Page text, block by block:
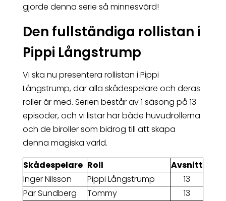
gjorde denna serie så minnesvärd!
Den fullständiga rollistan i
Pippi Långstrump
Vi ska nu presentera rollistan i Pippi
Långstrump, där alla skådespelare och deras
roller är med. Serien består av 1 säsong på 13
episoder, och vi listar här både huvudrollerna
och de biroller som bidrog till att skapa
denna magiska värld.
Skådespelare Roll
Avsnitt
Inger Nilsson
Pippi Långstrump
13
Pär Sundberg
Tommy
13